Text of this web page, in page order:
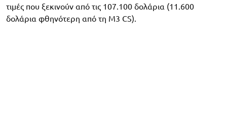
τιμές που ξεκινούν από τις 107.100 δολάρια (11.600
δολάρια φθηνότερη από τη M3 CS).